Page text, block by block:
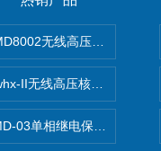
无线高压核相仪
II无线高压核相仪
03单相继电保护测试仪价